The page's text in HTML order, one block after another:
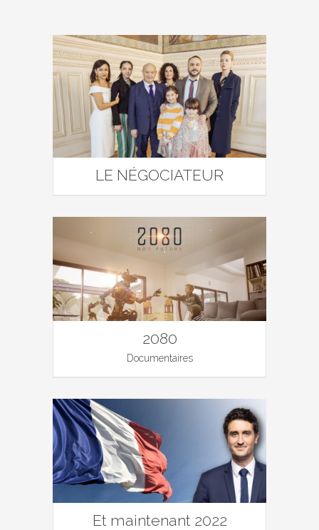
LE NÉGOCIATEUR
2080
Documentaires
Et maintenant 2022